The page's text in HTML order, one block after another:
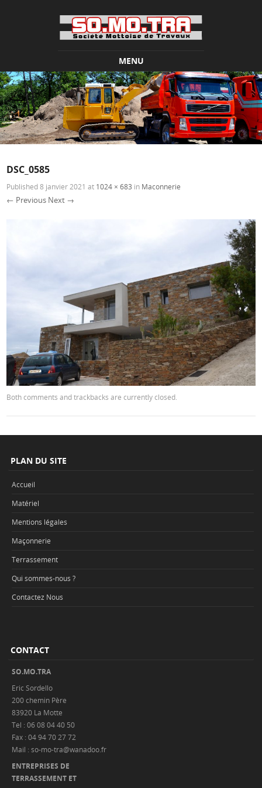
MENU
Skip to content
DSC_0585
Published8 janvier 2021 at 1024 × 683 in Maconnerie
← Previous Next →
Both comments and trackbacks are currently closed.
PLAN DU SITE
Accueil
Matériel
Mentions légales
Maçonnerie
Terrassement
Qui sommes-nous ?
Contactez Nous
CONTACT
SO.MO.TRA
Eric Sordello
200 chemin Père
83920 La Motte
Tel : 06 08 04 40 50
Fax : 04 94 70 27 72
Mail : so-mo-tra@wanadoo.fr
ENTREPRISES DE
TERRASSEMENT ET